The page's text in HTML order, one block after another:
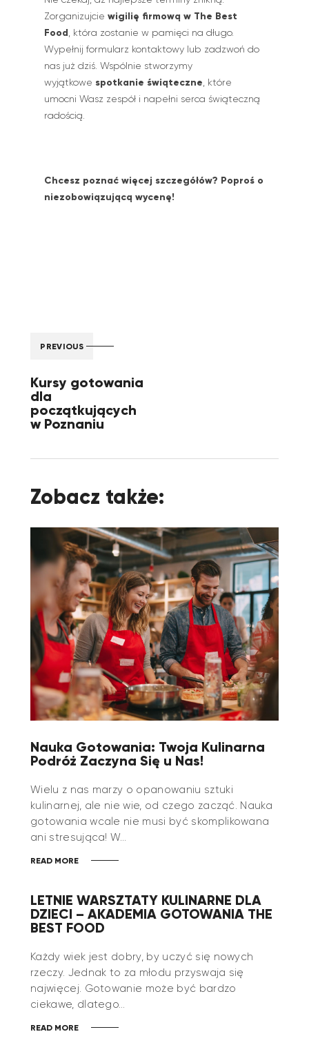
Zorganizujcie wigilię firmową w The Best
Food , która zostanie w pamięci na długo.
Wypełnij formularz kontaktowy lub zadzwoń do
nas już dziś. Wspólnie stworzymy
wyjątkowe spotkanie świąteczne , które
umocni Wasz zespół i napełni serca świąteczną
radością.
Chcesz poznać więcej szczegółów? Poproś o
niezobowiązującą wycenę!
PREVIOUS
Kursy gotowania
dla
początkujących
w Poznaniu
Zobacz także:
Nauka Gotowania: Twoja Kulinarna
Podróż Zaczyna Się u Nas!
Wielu z nas marzy o opanowaniu sztuki
kulinarnej, ale nie wie, od czego zacząć. Nauka
gotowania wcale nie musi być skomplikowana
ani stresująca! W…
READ MORE
LETNIE WARSZTATY KULINARNE DLA
DZIECI – AKADEMIA GOTOWANIA THE
BEST FOOD
Każdy wiek jest dobry, by uczyć się nowych
rzeczy. Jednak to za młodu przyswaja się
najwięcej. Gotowanie może być bardzo
ciekawe, dlatego…
READ MORE